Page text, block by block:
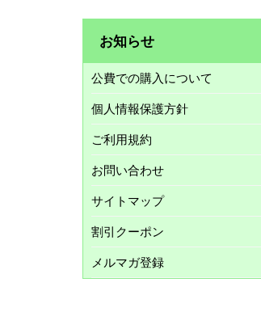
お知らせ
公費での購入について
個人情報保護方針
ご利用規約
お問い合わせ
サイトマップ
割引クーポン
メルマガ登録